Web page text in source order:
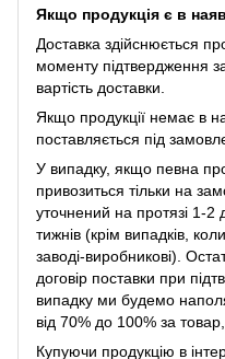
Якщо продукція є в
Доставка здійснюється
моменту підтвердження
вартість доставки.
Якщо продукції немає в
поставляється під
У випадку, якщо певна
привозиться тільки на
уточнений на протязі 1-2
тижнів (крім випадків,
заводі-виробникові).
договір поставки при
випадку ми будемо
від 70% до 100% за
Купуючи продукцію в